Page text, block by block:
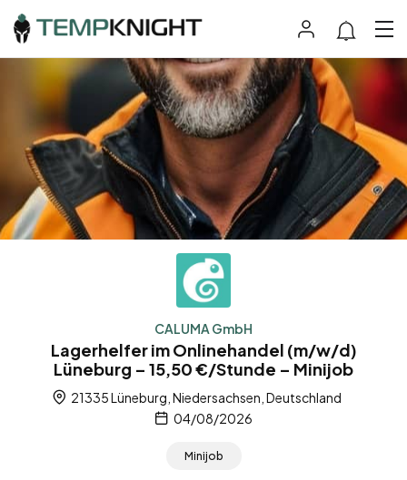
CALUMA GmbH
Lagerhelfer im Onlinehandel (m/w/d)
Lüneburg – 15,50 €/Stunde – Minijob
21335 Lüneburg, Niedersachsen, Deutschland
04/08/2026
Minijob